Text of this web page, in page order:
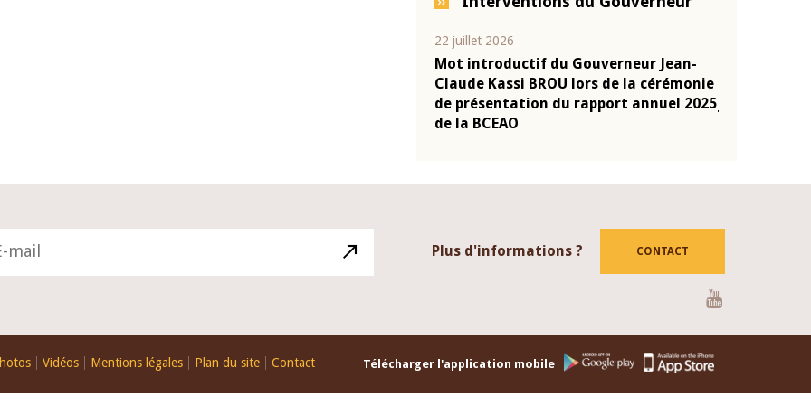
22 juillet 2026
Mot introductif du Gouverneur Jean-
Claude Kassi BROU lors de la cérémonie
de présentation du rapport annuel 2025
de la BCEAO
Plus d'informations ? CONTACT
Vidéos Mentions légales Plan du site Contact Télécharger l'application mobile